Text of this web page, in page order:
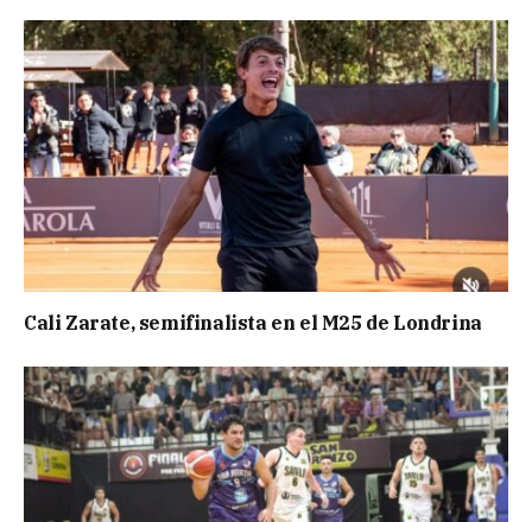
Cali Zarate, semifinalista en el M25 de Londrina